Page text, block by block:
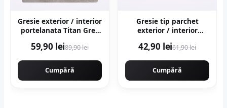
Gresie exterior / interior
portelanata Titan Grey
rectificata aspect
59,90 lei89,90 lei
Cumpără
Gresie tip parchet
exterior / interior
cm mata portelanata42,90 lei61,90 lei
Cumpără